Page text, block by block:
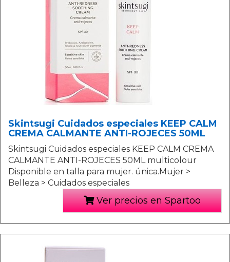
Skintsugi Cuidados especiales KEEP CALM
CREMA CALMANTE ANTI-ROJECES 50ML
Skintsugi Cuidados especiales KEEP CALM CREMA
CALMANTE ANTI-ROJECES 50ML multicolour
Disponible en talla para mujer. única.Mujer >
Belleza > Cuidados especiales
Ver precios en Spartoo